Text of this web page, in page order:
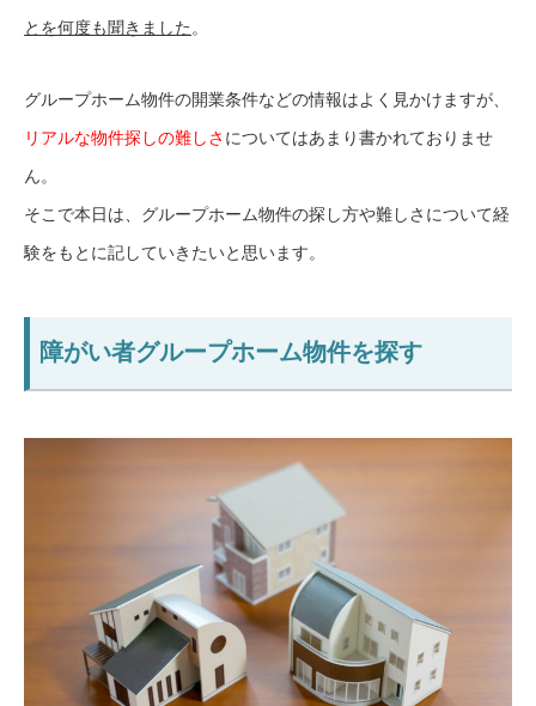
とを何度も聞きました 。
グループホーム物件の開業条件などの情報はよく見かけますが、
リアルな物件探しの難しさ についてはあまり書かれておりませ
ん。
そこで本日は、グループホーム物件の探し方や難しさについて経
験をもとに記していきたいと思います。
障がい者グループホーム物件を探す